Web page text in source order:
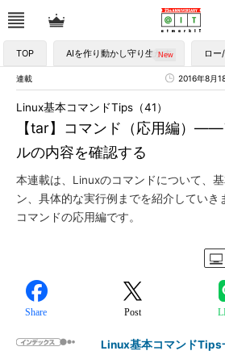
TOP AIを作り動かし守り生かす ロー
連載 2016年8月
【tar】コマンド（応用編）
ルの内容を確認する
Linux基本コマンドTips（41）
本連載は、Linuxのコマンドについて、
ン、具体的な実行例までを紹介していき
コマンドの応用編です。
Share Post
Linux基本コマンドTips